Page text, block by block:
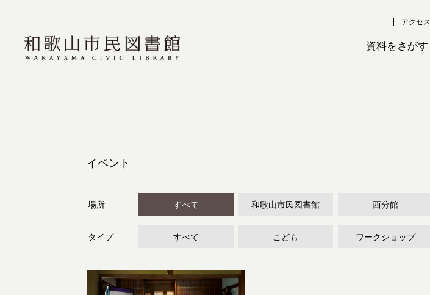
アクセス
資料をさがす
イベント
場所 すべて 和歌山市民図書館 西分館
タイプ すべて こども ワークショップ